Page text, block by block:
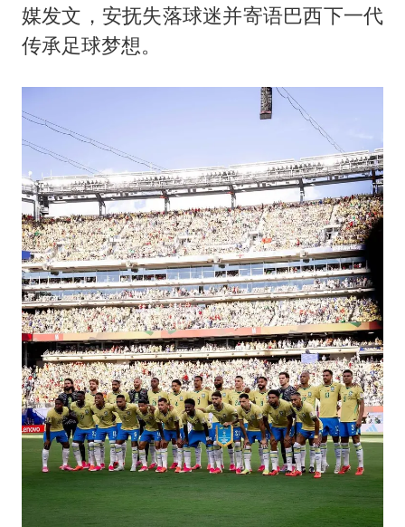
美股存储板块集体大跌
38岁演员求职万岁山NPC成功
胡彦斌获《歌手2026》歌王
日本试射“战斧”导弹，国防部回应
胡彦斌韩磊 谁帮谁
“今天得有40℃了吧 为啥还不预警”
夯实基础开新局
媒发文，安抚失落球迷并寄语巴西下一代
传承足球梦想。